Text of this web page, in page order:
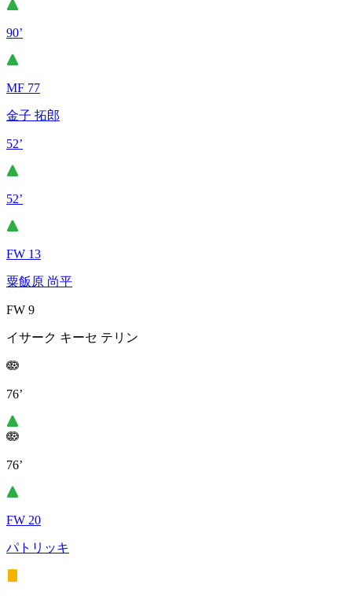
90’
MF 77
金子 拓郎
52’
52’
FW 13
粟飯原 尚平
FW 9
イサーク キーセ テリン
76’
76’
FW 20
パトリッキ